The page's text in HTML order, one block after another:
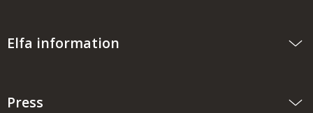
Elfa information
Press